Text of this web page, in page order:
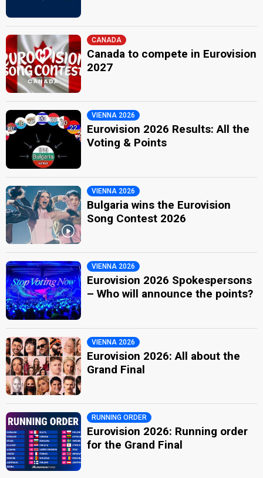
CANADA
Canada to compete in Eurovision
2027
VIENNA 2026
Eurovision 2026 Results: All the
Voting & Points
VIENNA 2026
Bulgaria wins the Eurovision
Song Contest 2026
VIENNA 2026
Eurovision 2026 Spokespersons
– Who will announce the points?
VIENNA 2026
Eurovision 2026: All about the
Grand Final
RUNNING ORDER
Eurovision 2026: Running order
for the Grand Final